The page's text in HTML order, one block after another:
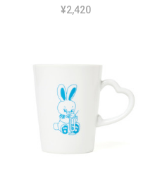
¥2,420